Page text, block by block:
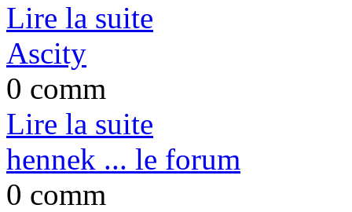
Lire la suite
Ascity
0 comm
Lire la suite
hennek ... le forum
0 comm